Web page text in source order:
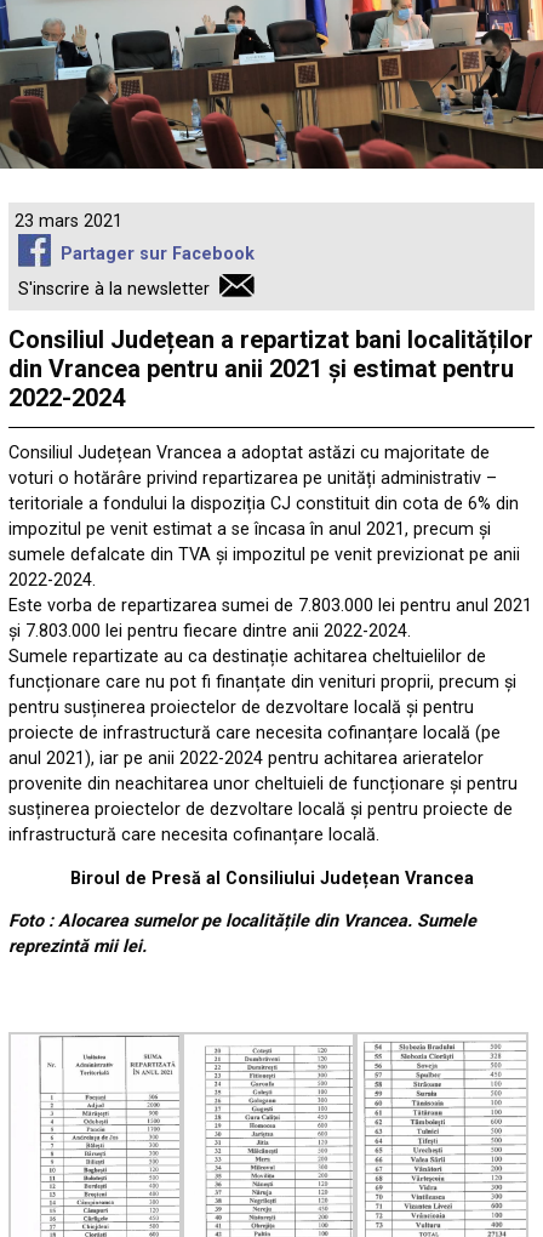
23 mars 2021
Partager sur Facebook
S'inscrire à la newsletter
Consiliul Județean a repartizat bani localităților
din Vrancea pentru anii 2021 și estimat pentru
2022-2024
Consiliul Județean Vrancea a adoptat astăzi cu majoritate de
voturi o hotărâre privind repartizarea pe unități administrativ –
teritoriale a fondului la dispoziția CJ constituit din cota de 6% din
impozitul pe venit estimat a se încasa în anul 2021, precum și
sumele defalcate din TVA și impozitul pe venit previzionat pe anii
2022-2024.
Este vorba de repartizarea sumei de 7.803.000 lei pentru anul 2021
și 7.803.000 lei pentru fiecare dintre anii 2022-2024.
Sumele repartizate au ca destinație achitarea cheltuielilor de
funcționare care nu pot fi finanțate din venituri proprii, precum și
pentru susținerea proiectelor de dezvoltare locală și pentru
proiecte de infrastructură care necesita cofinanțare locală (pe
anul 2021), iar pe anii 2022-2024 pentru achitarea arieratelor
provenite din neachitarea unor cheltuieli de funcționare și pentru
susținerea proiectelor de dezvoltare locală și pentru proiecte de
infrastructură care necesita cofinanțare locală.
Biroul de Presă al Consiliului Județean Vrancea
Foto : Alocarea sumelor pe localitățile din Vrancea. Sumele
reprezintă mii lei.